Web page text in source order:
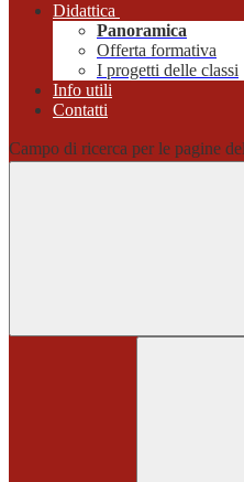
Didattica
Panoramica
Offerta formativa
I progetti delle classi
Info utili
Contatti
Campo di ricerca per le pagine